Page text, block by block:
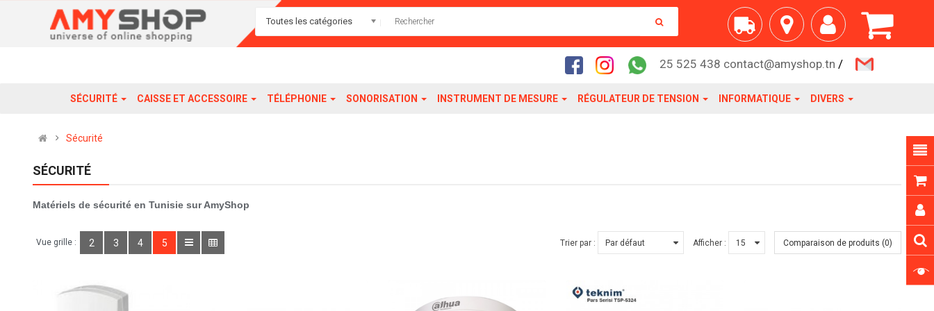
Toutes les catégories
25 525 438 contact@amyshop.tn /
SÉCURITÉ CAISSE ET ACCESSOIRE TÉLÉPHONIE SONORISATION INSTRUMENT DE MESURE RÉGULATEUR DE TENSION INFORMATIQUE DIVERS
Sécurité
SÉCURITÉ
Matériels de sécurité en Tunisie sur AmyShop
Vue grille : 2 3 4 5 Trier par : Afficher : Comparaison de produits (0)